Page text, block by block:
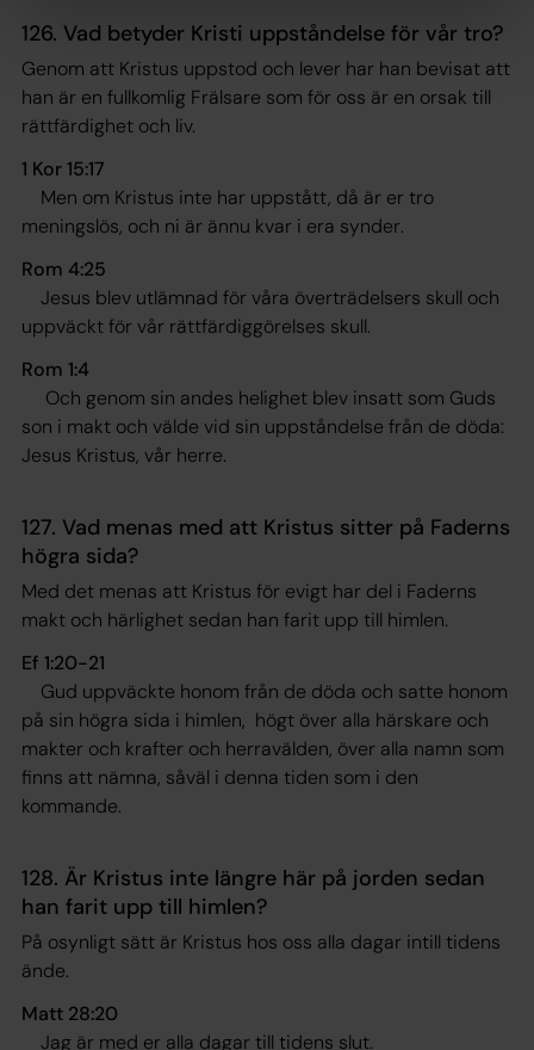
126. Vad betyder Kristi uppståndelse för vår tro?
Genom att Kristus uppstod och lever har han bevisat att
han är en fullkomlig Frälsare som för oss är en orsak till
rättfärdighet och liv.
1 Kor 15:17
Men om Kristus inte har uppstått, då är er tro
meningslös, och ni är ännu kvar i era synder.
Rom 4:25
Jesus blev utlämnad för våra överträdelsers skull och
uppväckt för vår rättfärdiggörelses skull.
Rom 1:4
Och genom sin andes helighet blev insatt som Guds
son i makt och välde vid sin uppståndelse från de döda:
Jesus Kristus, vår herre.
127. Vad menas med att Kristus sitter på Faderns
högra sida?
Med det menas att Kristus för evigt har del i Faderns
makt och härlighet sedan han farit upp till himlen.
Ef 1:20-21
Gud uppväckte honom från de döda och satte honom
på sin högra sida i himlen, högt över alla härskare och
makter och krafter och herravälden, över alla namn som
finns att nämna, såväl i denna tiden som i den
kommande.
128. Är Kristus inte längre här på jorden sedan
han farit upp till himlen?
På osynligt sätt är Kristus hos oss alla dagar intill tidens
ände.
Matt 28:20
Jag är med er alla dagar till tidens slut.